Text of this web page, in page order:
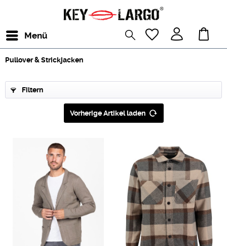
Menü
Pullover & Strickjacken
Filtern
Vorherige Artikel laden